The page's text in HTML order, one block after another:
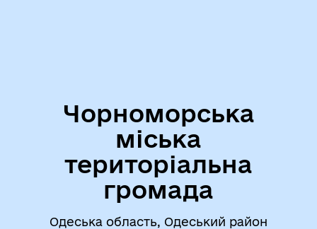
Чорноморська
міська
територіальна
громада
Одеська область, Одеський район